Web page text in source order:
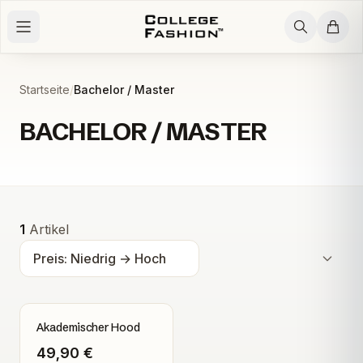
Startseite/Bachelor / Master
BACHELOR / MASTER
Alle Produkte
1 Artikel
Akademischer Hood
49,90 €